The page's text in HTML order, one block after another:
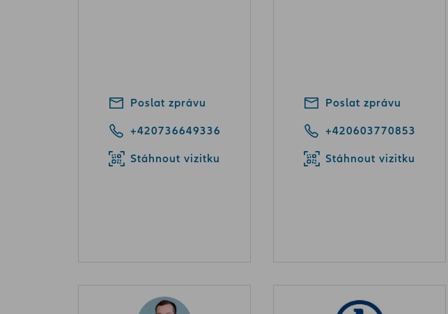
Poslat zprávu
+420736649336
Stáhnout vizitku
Poslat zprávu
+420603770853
Stáhnout vizitku